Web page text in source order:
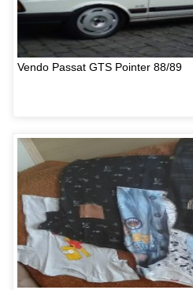
Vendo Passat GTS Pointer 88/89